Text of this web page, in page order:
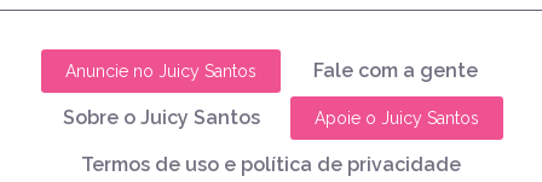
Anuncie no Juicy Santos Fale com a gente
Sobre o Juicy Santos Apoie o Juicy Santos
Termos de uso e política de privacidade